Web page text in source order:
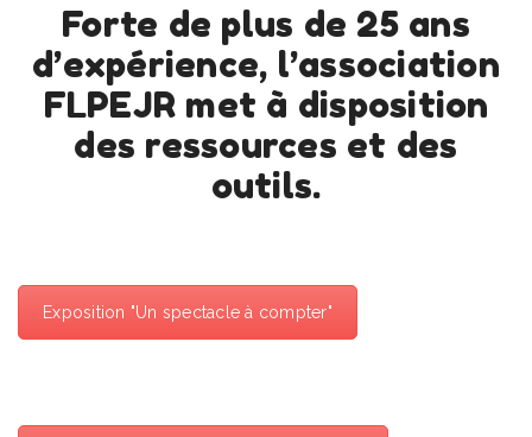
Forte de plus de 25 ans
d’expérience, l’association
FLPEJR met à disposition
des ressources et des
outils.
Exposition "Un spectacle à compter"